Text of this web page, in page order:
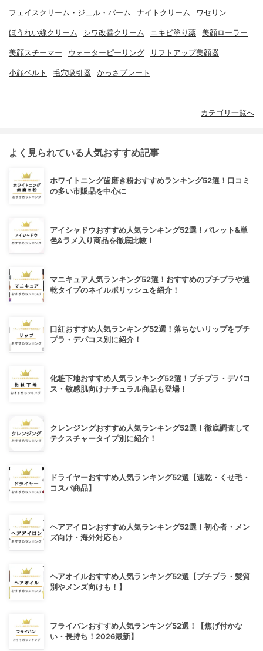
フェイスクリーム・ジェル・バーム ナイトクリーム ワセリン
ほうれい線クリーム シワ改善クリーム ニキビ塗り薬 美顔ローラー
美顔スチーマー ウォーターピーリング リフトアップ美顔器
小顔ベルト 毛穴吸引器 かっさプレート
カテゴリ一覧へ
よく見られている人気おすすめ記事
ホワイトニング歯磨き粉おすすめランキング52選！口コミ
の多い市販品を中心に
アイシャドウおすすめ人気ランキング52選！パレット&単
色&ラメ入り商品を徹底比較！
マニキュア人気ランキング52選！おすすめのプチプラや速
乾タイプのネイルポリッシュを紹介！
口紅おすすめ人気ランキング52選！落ちないリップをプチ
プラ・デパコス別に紹介！
化粧下地おすすめ人気ランキング52選！プチプラ・デパコ
ス・敏感肌向けナチュラル商品も登場！
クレンジングおすすめ人気ランキング52選！徹底調査して
テクスチャータイプ別に紹介！
ドライヤーおすすめ人気ランキング52選【速乾・くせ毛・
コスパ商品】
ヘアアイロンおすすめ人気ランキング52選！初心者・メン
ズ向け・海外対応も♪
ヘアオイルおすすめ人気ランキング52選【プチプラ・髪質
別やメンズ向けも！】
フライパンおすすめ人気ランキング52選！【焦げ付かな
い・長持ち！2026最新】